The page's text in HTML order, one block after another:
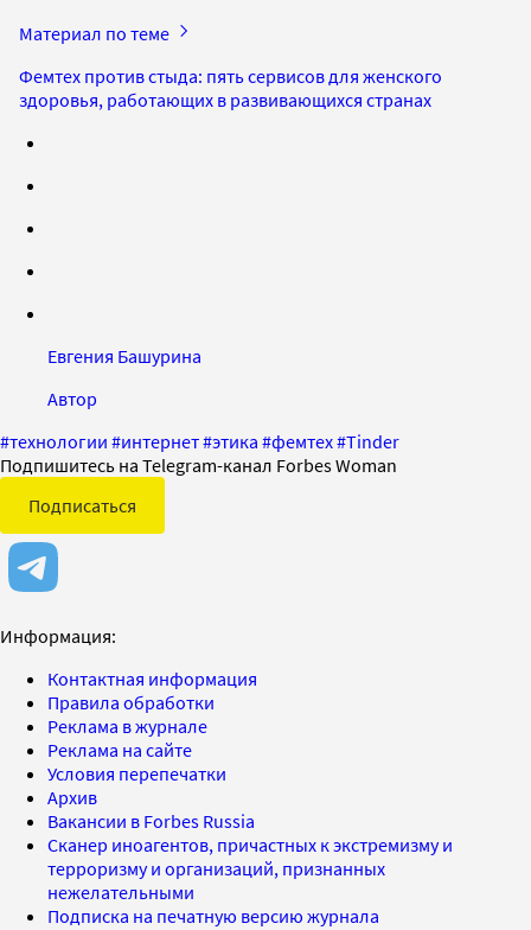
Материал по теме
Фемтех против стыда: пять сервисов для женского
здоровья, работающих в развивающихся странах
Евгения Башурина
Автор
#технологии #интернет#этика #фемтех#Tinder
Подпишитесь на Telegram-канал Forbes Woman
Подписаться
Информация:
Контактная информация
Правила обработки
Реклама в журнале
Реклама на сайте
Условия перепечатки
Архив
Вакансии в Forbes Russia
Сканер иноагентов, причастных к экстремизму и
терроризму и организаций, признанных
нежелательными
Подписка на печатную версию журнала